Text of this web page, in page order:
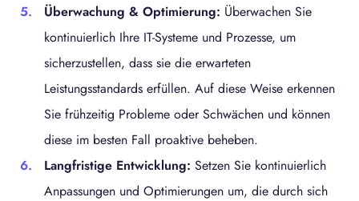
Überwachung & Optimierung: Überwachen Sie
kontinuierlich Ihre IT-Systeme und Prozesse, um
sicherzustellen, dass sie die erwarteten
Leistungsstandards erfüllen. Auf diese Weise erkennen
Sie frühzeitig Probleme oder Schwächen und können
diese im besten Fall proaktive beheben.
Langfristige Entwicklung: Setzen Sie kontinuierlich
Anpassungen und Optimierungen um, die durch sich